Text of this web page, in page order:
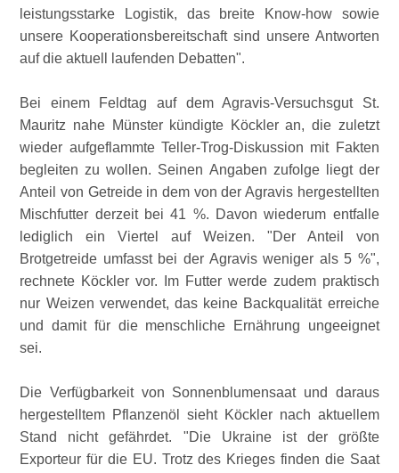
leistungsstarke Logistik, das breite Know-how sowie
unsere Kooperationsbereitschaft sind unsere Antworten
auf die aktuell laufenden Debatten .
Bei einem Feldtag auf dem Agravis-Versuchsgut St.
Mauritz nahe Münster kündigte Köckler an, die zuletzt
wieder aufgeflammte Teller-Trog-Diskussion mit Fakten
begleiten zu wollen. Seinen Angaben zufolge liegt der
Anteil von Getreide in dem von der Agravis hergestellten
Mischfutter derzeit bei 41 %. Davon wiederum entfalle
lediglich ein Viertel auf Weizen.
Der Anteil von
Brotgetreide umfasst bei der Agravis weniger als 5 % ,
rechnete Köckler vor. Im Futter werde zudem praktisch
nur Weizen verwendet, das keine Backqualität erreiche
und damit für die menschliche Ernährung ungeeignet
sei.
Die Verfügbarkeit von Sonnenblumensaat und daraus
hergestelltem Pflanzenöl sieht Köckler nach aktuellem
Stand nicht gefährdet.
Die Ukraine ist der größte
Exporteur für die EU. Trotz des Krieges finden die Saat